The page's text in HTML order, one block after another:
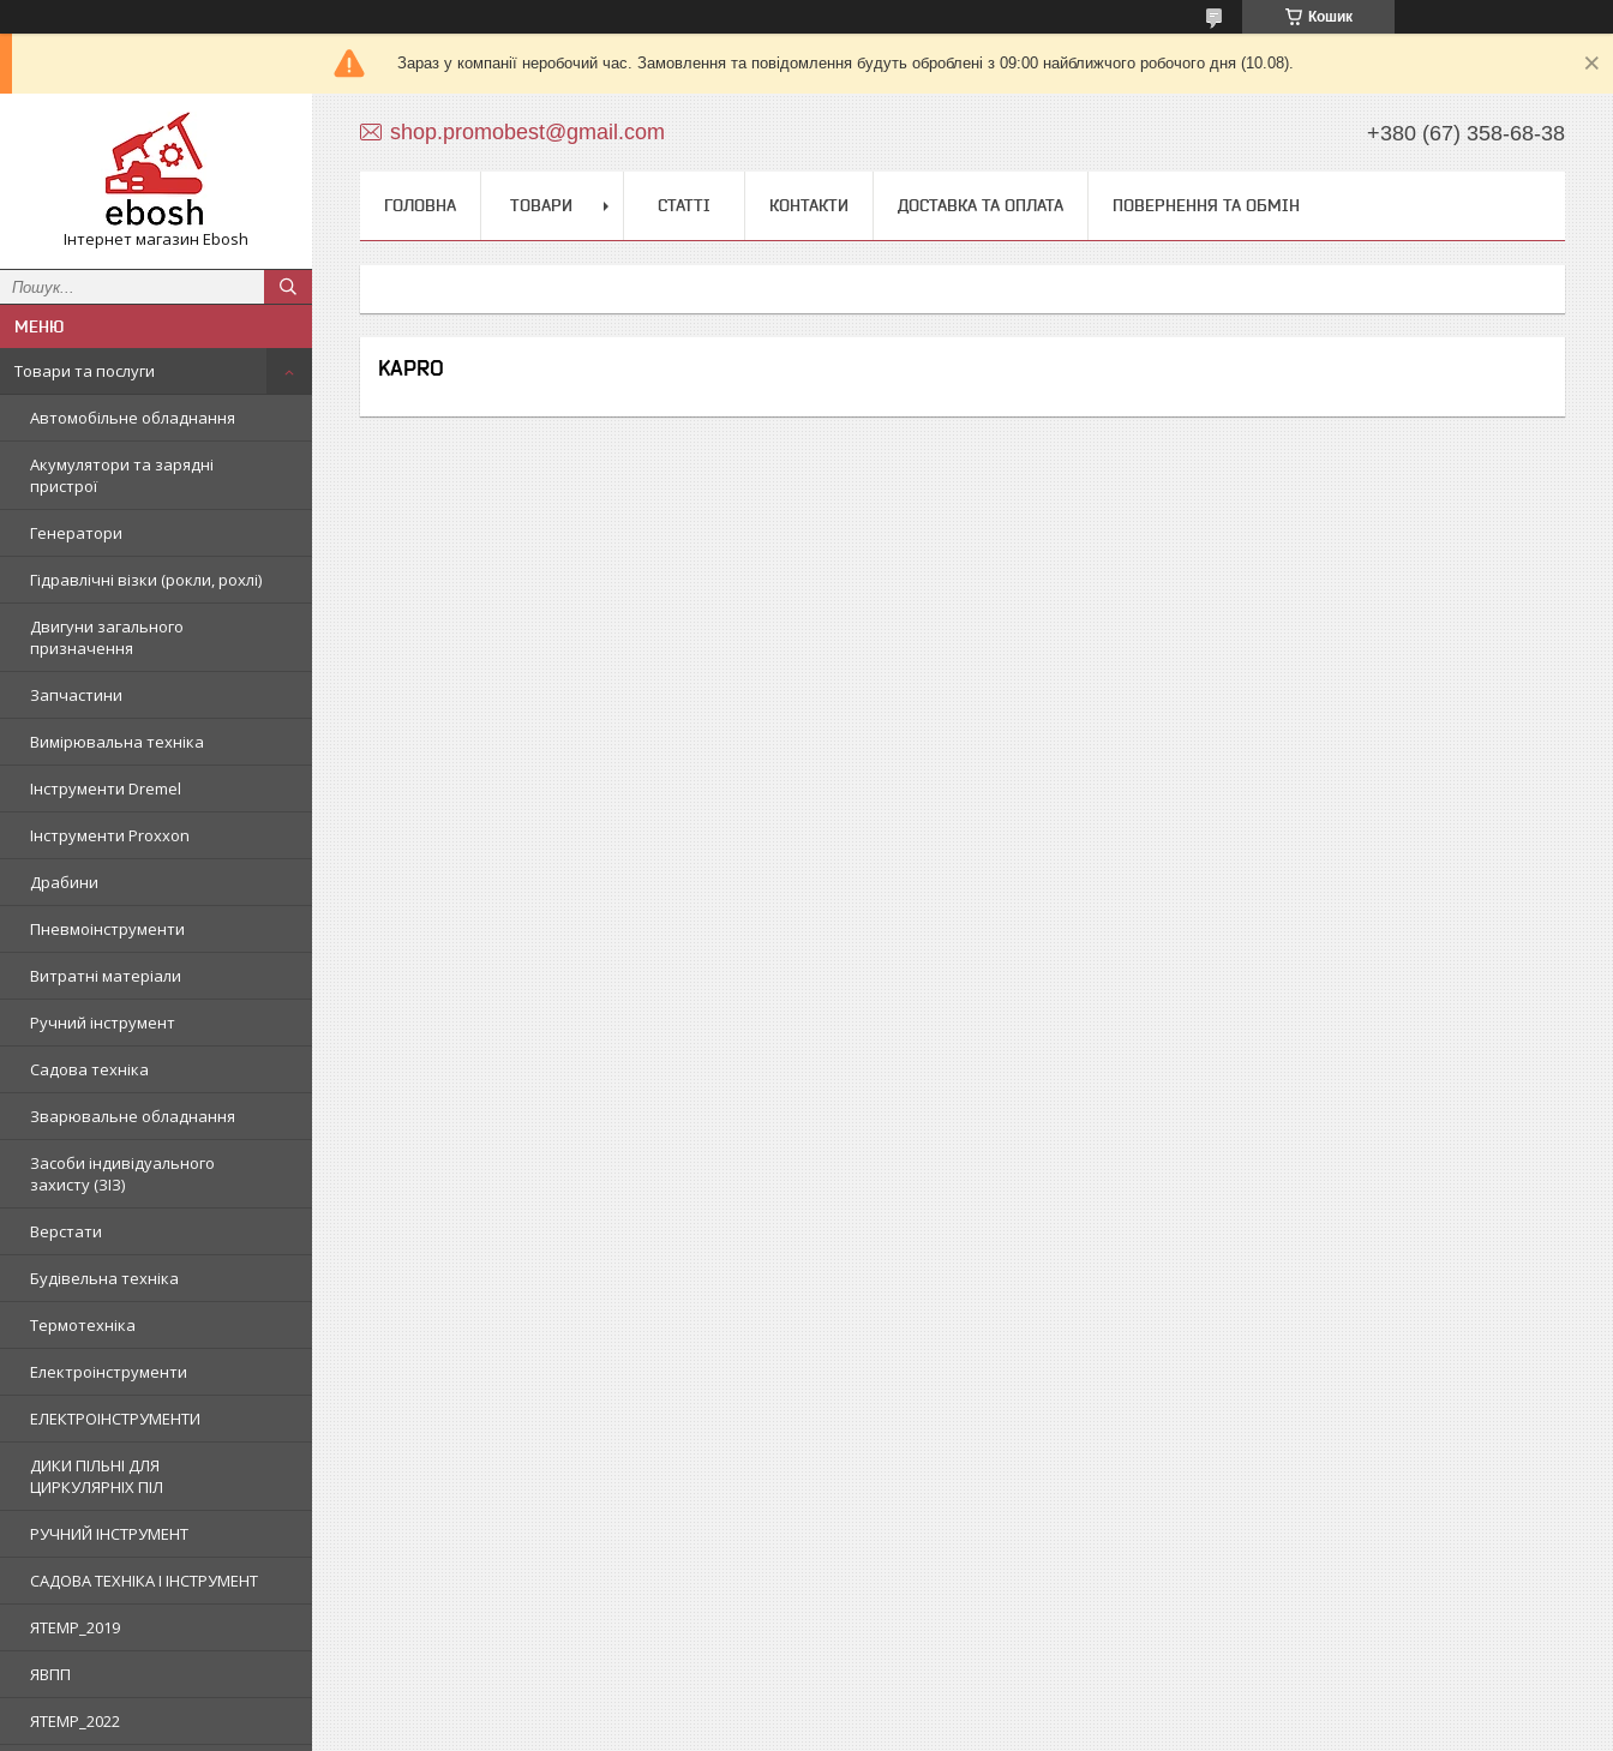
Кошик
Зараз у компанії неробочий час. Замовлення та повідомлення будуть оброблені з 09:00 найближчого робочого дня (10.08).
Інтернет магазин Ebosh
Товари та послуги
Автомобільне обладнання
Акумулятори та зарядні
пристрої
Генератори
Гідравлічні візки (рокли, рохлі)
Двигуни загального
призначення
Запчастини
Вимірювальна техніка
Інструменти Dremel
Інструменти Proxxon
Драбини
Пневмоінструменти
Витратні матеріали
Ручний інструмент
Садова техніка
Зварювальне обладнання
Засоби індивідуального
захисту (ЗІЗ)
Верстати
Будівельна техніка
Термотехніка
Електроінструменти
ЕЛЕКТРОІНСТРУМЕНТИ
ДИКИ ПІЛЬНІ ДЛЯ
ЦИРКУЛЯРНІХ ПІЛ
РУЧНИЙ ІНСТРУМЕНТ
САДОВА ТЕХНІКА І ІНСТРУМЕНТ
ЯTEMP_2019
ЯВПП
ЯTEMP_2022
shop.promobest@gmail.com +380 (67) 358-68-38
ГОЛОВНА ТОВАРИ СТАТТІ КОНТАКТИ ДОСТАВКА ТА ОПЛАТА ПОВЕРНЕННЯ ТА ОБМІН
KAPRO